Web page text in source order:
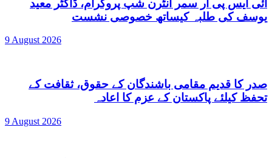
آئی ایس پی آر سمر انٹرن شپ پروگرام، ڈاکٹر معید
یوسف کی طلبہ کیساتھ خصوصی نشست
9 August 2026
صدر کا قدیم مقامی باشندگان کے حقوق، ثقافت کے
تحفظ کیلئے پاکستان کے عزم کا اعادہ
9 August 2026